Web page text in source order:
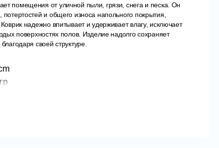
помещения от уличной пыли, грязи, снега и песка. Он
и общего износа напольного покрытия,
надежно впитывает и удерживает влагу, исключает
поверхностях полов. Изделие надолго сохраняет
своей структуре.